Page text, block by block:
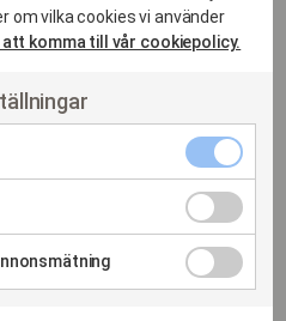
bättre, vi är så
att ha ett rent
Oskarshamn
våra
om vilka cookies vi använder
komma till vår cookiepolicy.
cookies
kryssruta
Cookies
för
statistik
kryssruta
Cookies
för